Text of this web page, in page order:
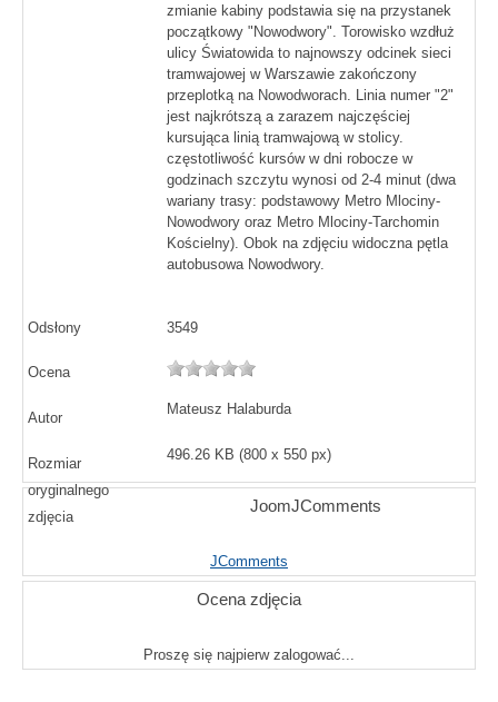
zmianie kabiny podstawia się na przystanek
początkowy "Nowodwory". Torowisko wzdłuż
ulicy Światowida to najnowszy odcinek sieci
tramwajowej w Warszawie zakończony
przeplotką na Nowodworach. Linia numer "2"
jest najkrótszą a zarazem najczęściej
kursująca linią tramwajową w stolicy.
częstotliwość kursów w dni robocze w
godzinach szczytu wynosi od 2-4 minut (dwa
wariany trasy: podstawowy Metro Mlociny-
Nowodwory oraz Metro Mlociny-Tarchomin
Kościelny). Obok na zdjęciu widoczna pętla
autobusowa Nowodwory.
Odsłony 3549
Ocena
Autor
Mateusz Halaburda
Rozmiar
oryginalnego
zdjęcia
496.26 KB (800 x 550 px)
JoomJComments
JComments
Ocena zdjęcia
Proszę się najpierw zalogować...